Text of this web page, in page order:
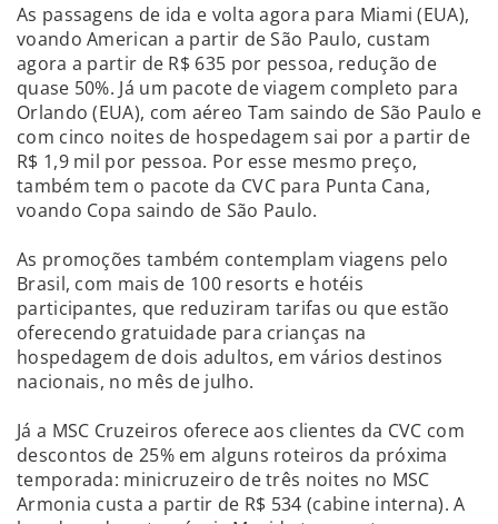
As passagens de ida e volta agora para Miami (EUA),
voando American a partir de São Paulo, custam
agora a partir de R$ 635 por pessoa, redução de
quase 50%. Já um pacote de viagem completo para
Orlando (EUA), com aéreo Tam saindo de São Paulo e
com cinco noites de hospedagem sai por a partir de
R$ 1,9 mil por pessoa. Por esse mesmo preço,
também tem o pacote da CVC para Punta Cana,
voando Copa saindo de São Paulo.
As promoções também contemplam viagens pelo
Brasil, com mais de 100 resorts e hotéis
participantes, que reduziram tarifas ou que estão
oferecendo gratuidade para crianças na
hospedagem de dois adultos, em vários destinos
nacionais, no mês de julho.
Já a MSC Cruzeiros oferece aos clientes da CVC com
descontos de 25% em alguns roteiros da próxima
temporada: minicruzeiro de três noites no MSC
Armonia custa a partir de R$ 534 (cabine interna). A